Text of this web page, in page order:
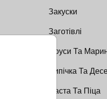
Закуски
Заготівлі
Соуси Та
Випічка Та
Паста Та Піца